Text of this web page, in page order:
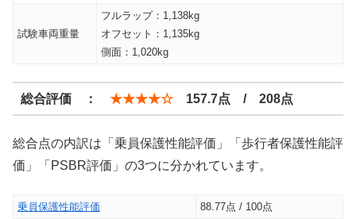
試験車両重量
フルラップ：1,138kg
オフセット：1,135kg
側面：1,020kg
総合評価 ： ★★★★☆157.7点 / 208点
総合点の内訳は「乗員保護性能評価」「歩行者保護性能評
価」「PSBR評価」の3つに分かれています。
乗員保護性能評価
88.77点 / 100点